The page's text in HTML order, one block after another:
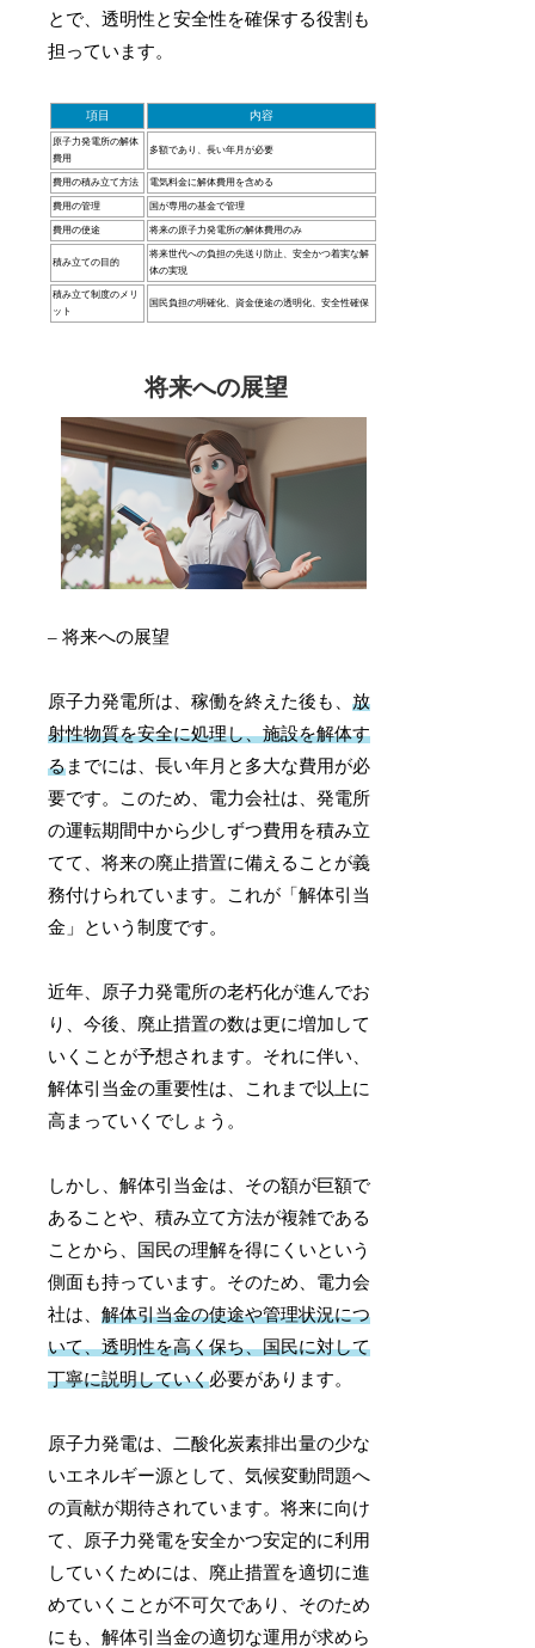
とで、透明性と安全性を確保する役割も
担っています。
項目 内容
原子力発電所の解体
費用
多額であり、長い年月が必要
費用の積み立て方法 電気料金に解体費用を含める
費用の管理 国が専用の基金で管理
費用の使途 将来の原子力発電所の解体費用のみ
積み立ての目的
将来世代への負担の先送り防止、安全かつ着実な解
体の実現
積み立て制度のメリ
ット
国民負担の明確化、資金使途の透明化、安全性確保
将来への展望
– 将来への展望
原子力発電所は、稼働を終えた後も、放
射性物質を安全に処理し、施設を解体す
るまでには、長い年月と多大な費用が必
要です。このため、電力会社は、発電所
の運転期間中から少しずつ費用を積み立
てて、将来の廃止措置に備えることが義
務付けられています。これが「解体引当
金」という制度です。
近年、原子力発電所の老朽化が進んでお
り、今後、廃止措置の数は更に増加して
いくことが予想されます。それに伴い、
解体引当金の重要性は、これまで以上に
高まっていくでしょう。
しかし、解体引当金は、その額が巨額で
あることや、積み立て方法が複雑である
ことから、国民の理解を得にくいという
側面も持っています。そのため、電力会
社は、解体引当金の使途や管理状況につ
いて、透明性を高く保ち、国民に対して
丁寧に説明していく必要があります。
原子力発電は、二酸化炭素排出量の少な
いエネルギー源として、気候変動問題へ
の貢献が期待されています。将来に向け
て、原子力発電を安全かつ安定的に利用
していくためには、廃止措置を適切に進
めていくことが不可欠であり、そのため
にも、解体引当金の適切な運用が求めら